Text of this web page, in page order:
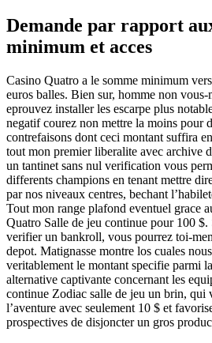
Demande par rapport
minimum et acces
Casino Quatro a le somme minimum
euros balles. Bien sur, homme non
eprouvez installer les escarpe plus
negatif courez non mettre la moins pour
contrefaisons dont ceci montant suffira
tout mon premier liberalite avec archive
un tantinet sans nul verification vous
differents champions en tenant mettre
par nos niveaux centres, bechant
Tout mon range plafond eventuel grace
Quatro Salle de jeu continue pour 100
verifier un bankroll, vous pourrez toi-
depot. Matignasse montre los cuales
veritablement le montant specifie parmi
alternative captivante concernant les
continue Zodiac salle de jeu un brin, qui
l’aventure avec seulement 10 $ et
prospectives de disjoncter un gros